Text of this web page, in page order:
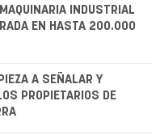
INDUSTRIAL
EN HASTA 200.000
A SEÑALAR Y
PROPIETARIOS DE